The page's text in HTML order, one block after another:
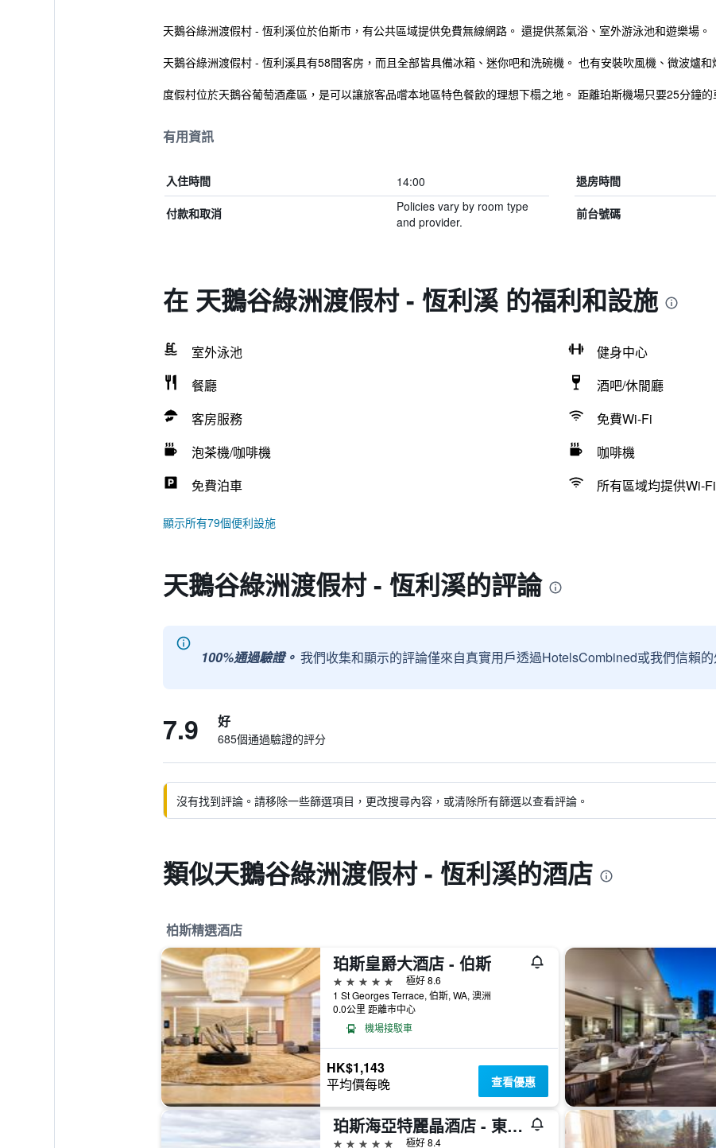
天鵝谷綠洲渡假村 - 恆利溪位於伯斯市，有公共區域提供免費無線網路。 還提供蒸氣浴、室外游泳池和遊樂場。
天鵝谷綠洲渡假村 - 恆利溪具有58間客房，而且全部皆具備冰箱、迷你吧和洗碗機。 也有安裝吹風機、微波爐和
度假村位於天鵝谷葡萄酒產區，是可以讓旅客品嚐本地區特色餐飲的理想下榻之地。 距離珀斯機場只要25分鐘的
有用資訊
入住時間 14:00 退房時間
付款和取消
Policies vary by room type
and provider.
前台號碼
在 天鵝谷綠洲渡假村 - 恆利溪 的福利和設施
室外泳池
健身中心
餐廳
酒吧/休閒廳
客房服務
免費Wi-Fi
泡茶機/咖啡機
咖啡機
免費泊車
所有區域均提供Wi-Fi
顯示所有79個便利設施
天鵝谷綠洲渡假村 - 恆利溪的評論
100%通過驗證。 我們收集和顯示的評論僅來自真實用戶透過HotelsCombined或我們信賴
7.9 好
685個通過驗證的評分
沒有找到評論。請移除一些篩選項目，更改搜尋內容，或清除所有篩選以查看評論。
類似天鵝谷綠洲渡假村 - 恆利溪的酒店
柏斯精選酒店
珀斯皇爵大酒店 - 伯斯
5星級
極好 8.6
1 St Georges Terrace, 伯斯, WA, 澳洲
0.0公里 距離市中心
機場接駁車
HK$1,143
平均價每晚 查看優惠
珀斯海亞特麗晶酒店 - 東伯斯
5星級 極好 8.4